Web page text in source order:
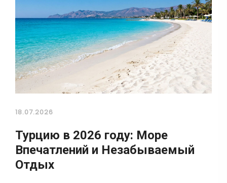
18.07.2026
Турцию в 2026 году: Море
Впечатлений и Незабываемый
Отдых